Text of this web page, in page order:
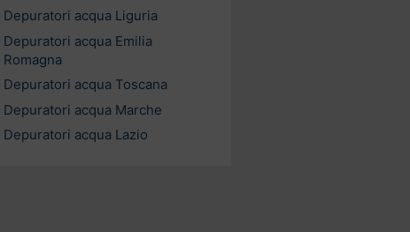
Depuratori acqua Liguria
Depuratori acqua Emilia
Romagna
Depuratori acqua Toscana
Depuratori acqua Marche
Depuratori acqua Lazio